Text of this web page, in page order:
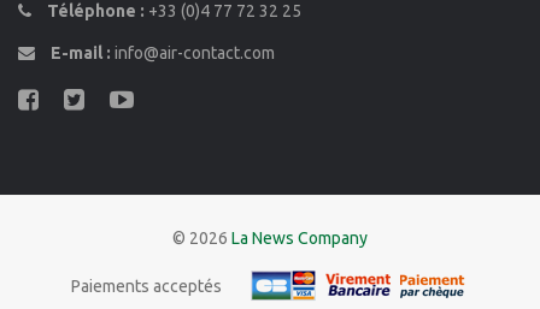
Téléphone : +33 (0)4 77 72 32 25
E-mail : info@air-contact.com
© 2026 La News Company
Paiements acceptés